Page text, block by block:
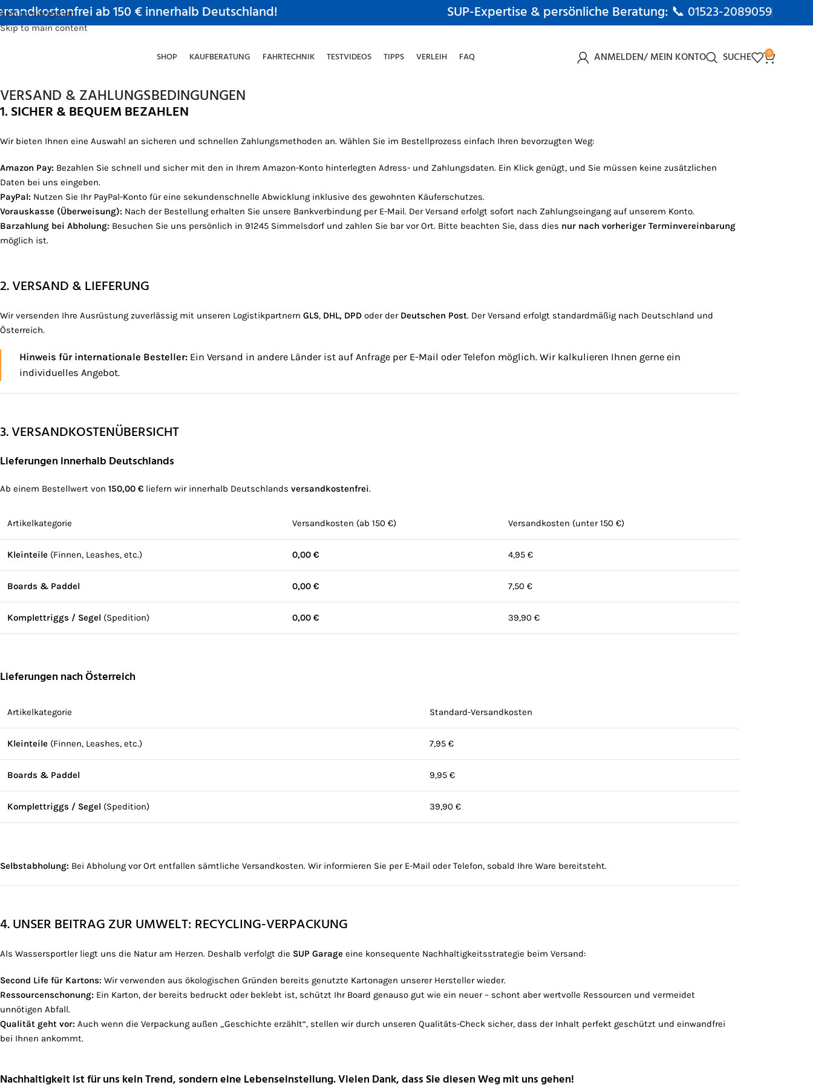
Skip to navigation
Skip to main content
ab 150 € innerhalb Deutschland! SUP-Expertise & persönliche Beratung: 📞 01523-2089059
SHOP KAUFBERATUNG FAHRTECHNIK TESTVIDEOS TIPPS VERLEIH FAQ ANMELDEN/ MEIN KONTO SUCHE 0
VERSAND & ZAHLUNGSBEDINGUNGEN
1. SICHER & BEQUEM BEZAHLEN
Wir bieten Ihnen eine Auswahl an sicheren und schnellen Zahlungsmethoden an. Wählen Sie im Bestellprozess einfach Ihren bevorzugten Weg:
Amazon Pay: Bezahlen Sie schnell und sicher mit den in Ihrem Amazon-Konto hinterlegten Adress- und Zahlungsdaten. Ein Klick genügt, und Sie müssen keine zusätzlichen
Daten bei uns eingeben.
PayPal: Nutzen Sie Ihr PayPal-Konto für eine sekundenschnelle Abwicklung inklusive des gewohnten Käuferschutzes.
Vorauskasse (Überweisung): Nach der Bestellung erhalten Sie unsere Bankverbindung per E-Mail. Der Versand erfolgt sofort nach Zahlungseingang auf unserem Konto.
Barzahlung bei Abholung: Besuchen Sie uns persönlich in 91245 Simmelsdorf und zahlen Sie bar vor Ort. Bitte beachten Sie, dass dies nur nach vorheriger Terminvereinbarung
möglich ist.
2. VERSAND & LIEFERUNG
Wir versenden Ihre Ausrüstung zuverlässig mit unseren Logistikpartnern GLS, DHL, DPD oder der Deutschen Post. Der Versand erfolgt standardmäßig nach Deutschland und
Österreich.
Hinweis für internationale Besteller: Ein Versand in andere Länder ist auf Anfrage per E-Mail oder Telefon möglich. Wir kalkulieren Ihnen gerne ein
individuelles Angebot.
3. VERSANDKOSTENÜBERSICHT
Lieferungen innerhalb Deutschlands
Ab einem Bestellwert von 150,00 € liefern wir innerhalb Deutschlands versandkostenfrei.
Artikelkategorie Versandkosten (ab 150 €) Versandkosten (unter 150 €)
Kleinteile (Finnen, Leashes, etc.) 0,00 € 4,95 €
Boards & Paddel 0,00 € 7,50 €
Komplettriggs / Segel (Spedition) 0,00 € 39,90 €
Lieferungen nach Österreich
Artikelkategorie Standard-Versandkosten
Kleinteile (Finnen, Leashes, etc.) 7,95 €
Boards & Paddel 9,95 €
Komplettriggs / Segel (Spedition) 39,90 €
Selbstabholung: Bei Abholung vor Ort entfallen sämtliche Versandkosten. Wir informieren Sie per E-Mail oder Telefon, sobald Ihre Ware bereitsteht.
4. UNSER BEITRAG ZUR UMWELT: RECYCLING-VERPACKUNG
Als Wassersportler liegt uns die Natur am Herzen. Deshalb verfolgt die SUP Garage eine konsequente Nachhaltigkeitsstrategie beim Versand:
Second Life für Kartons: Wir verwenden aus ökologischen Gründen bereits genutzte Kartonagen unserer Hersteller wieder.
Ressourcenschonung: Ein Karton, der bereits bedruckt oder beklebt ist, schützt Ihr Board genauso gut wie ein neuer – schont aber wertvolle Ressourcen und vermeidet
unnötigen Abfall.
Qualität geht vor: Auch wenn die Verpackung außen „Geschichte erzählt“, stellen wir durch unseren Qualitäts-Check sicher, dass der Inhalt perfekt geschützt und einwandfrei
bei Ihnen ankommt.
Nachhaltigkeit ist für uns kein Trend, sondern eine Lebenseinstellung. Vielen Dank, dass Sie diesen Weg mit uns gehen!